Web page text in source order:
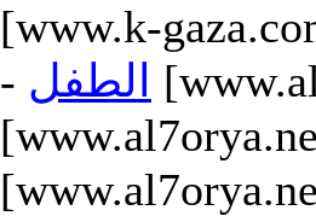
[www.k-
- الطفل